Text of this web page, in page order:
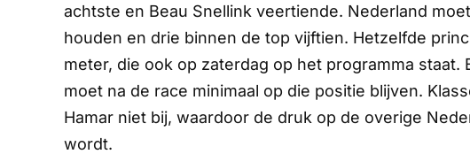
achtste en Beau Snellink veertiende. Nederland
houden en drie binnen de top vijftien. Hetzelfde
meter, die ook op zaterdag op het programma
moet na de race minimaal op die positie blijven.
Hamar niet bij, waardoor de druk op de overige
wordt.